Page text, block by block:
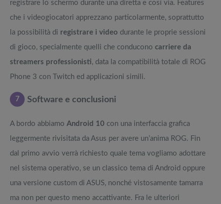
registrare lo schermo durante una diretta e così via. Features
che i videogiocatori apprezzano particolarmente, soprattutto
la possibilità di registrare i video durante le proprie sessioni
di gioco, specialmente quelli che conducono carriere da
streamers professionisti, data la compatibilità totale di ROG
Phone 3 con Twitch ed applicazioni simili.
7 Software e conclusioni
A bordo abbiamo Android 10 con una interfaccia grafica
leggermente rivisitata da Asus per avere un’anima ROG. Fin
dal primo avvio verrà richiesto quale tema vogliamo adottare
nel sistema operativo, se un classico tema di Android oppure
una versione custom di ASUS, nonché vistosamente tamarra
ma non per questo meno accattivante. Fra le ulteriori